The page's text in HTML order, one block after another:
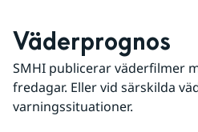
Väderprognos
SMHI publicerar väderfilmer
fredagar. Eller vid särskilda
varningssituationer.